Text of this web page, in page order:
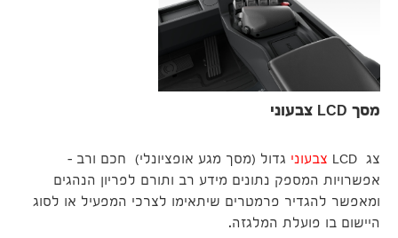
מסך LCD צבעוני
צג LCD צבעוני גדול (מסך מגע אופציונלי) חכם ורב -
אפשרויות המספק נתונים מידע רב ותורם לפריון הנהגים
ומאפשר להגדיר פרמטרים שיתאימו לצרכי המפעיל או לסוג
היישום בו פועלת המלגזה.